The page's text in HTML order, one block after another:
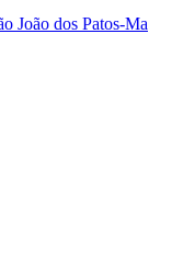
João dos Patos-Ma